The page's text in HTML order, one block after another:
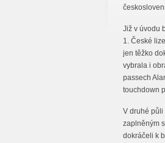
Již v úvodu
1. České
jen těžko
vybrala i
passech
touchdown
V druhé půli
zaplněným
dokráčeli k